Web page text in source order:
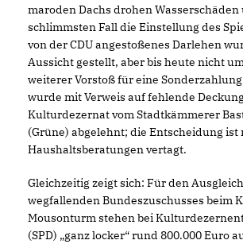
maroden Dachs drohen Wasserschäden
schlimmsten Fall die Einstellung des
von der CDU angestoßenes Darlehen
Aussicht gestellt, aber bis heute nicht
weiterer Vorstoß für eine
wurde mit Verweis auf fehlende
Kulturdezernat vom Stadtkämmerer
(Grüne) abgelehnt; die Entscheidung ist
Haushaltsberatungen vertagt.
Gleichzeitig zeigt sich: Für den
wegfallenden Bundeszuschusses beim
Mousonturm stehen bei
(SPD) „ganz locker“ rund 800.000 Euro